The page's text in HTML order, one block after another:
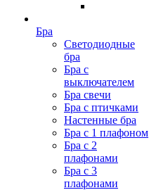
Бра
Светодиодные
бра
Бра с
выключателем
Бра свечи
Бра с птичками
Настенные бра
Бра с 1 плафоном
Бра с 2
плафонами
Бра с 3
плафонами